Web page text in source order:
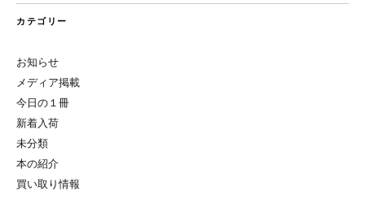
カテゴリー
お知らせ
メディア掲載
今日の１冊
新着入荷
未分類
本の紹介
買い取り情報